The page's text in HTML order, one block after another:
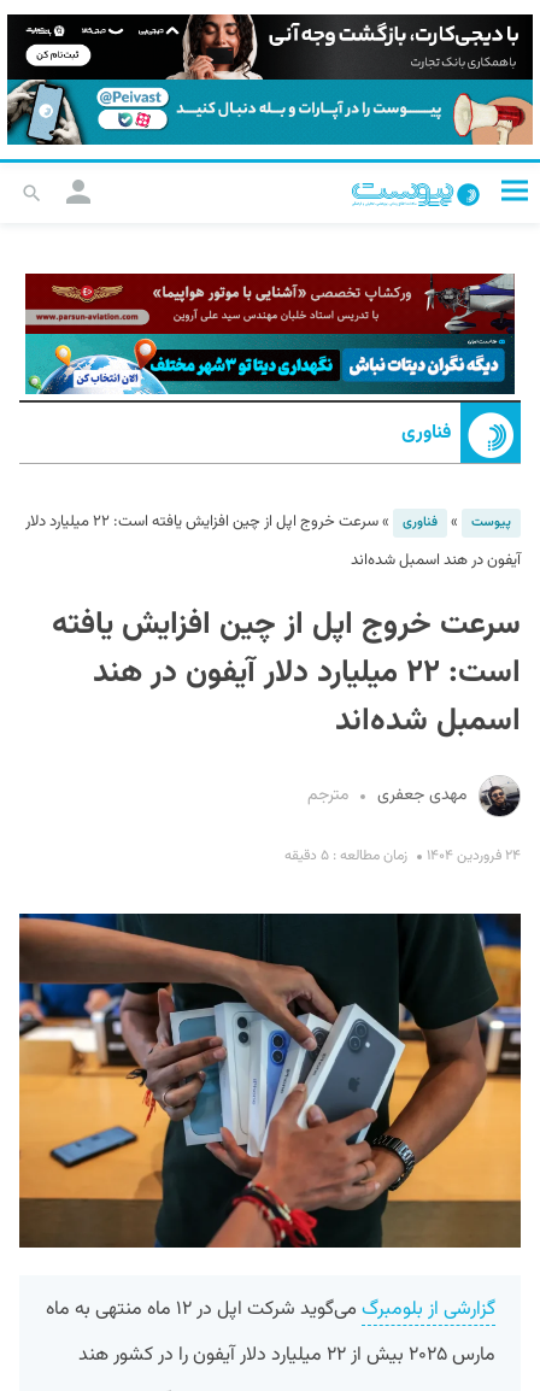
فناوری
پیوست » فناوری »
سرعت خروج اپل از چین افزایش یافته است:‌ ۲۲ میلیارد دلار
آیفون در هند اسمبل شده‌اند
سرعت خروج اپل از چین افزایش یافته
است:‌ ۲۲ میلیارد دلار آیفون در هند
اسمبل شده‌اند
مهدی جعفری مترجم
۲۴ فروردین ۱۴۰۴ زمان مطالعه : ۵ دقیقه
گزارشی از بلومبرگ
می‌گوید شرکت اپل در ۱۲ ماه منتهی به ماه
مارس ۲۰۲۵ بیش از ۲۲ میلیارد دلار آیفون را در کشور هند